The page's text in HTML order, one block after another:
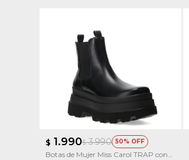
$ 1.990$ 3.990 50
Botas de Mujer Miss Carol TRAP con